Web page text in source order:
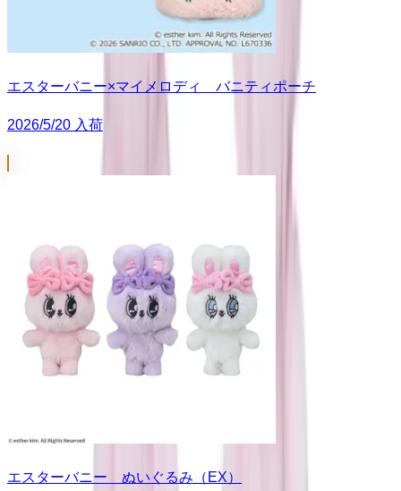
エスターバニー×マイメロディ バニティポーチ
2026/5/20 入荷
エスターバニー ぬいぐるみ（EX）